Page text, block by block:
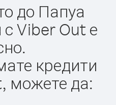
до Папуа
Viber Out е
кредити
можете да: